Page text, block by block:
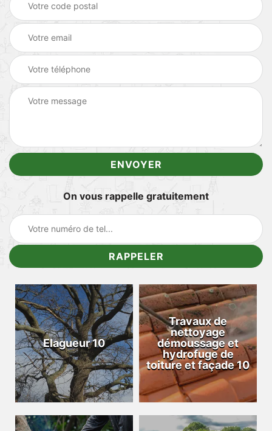
On vous rappelle gratuitement
Elagueur 10
Travaux de
nettoyage
démoussage et
hydrofuge de
toiture et façade 10